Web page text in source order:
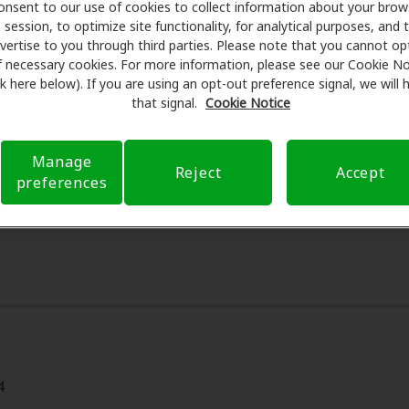
to our use of cookies to collect information about your
session, to optimize site functionality, for analytical purposes, and
to you through third parties. Please note that you cannot
necessary cookies. For more information, please see our Cookie
here below). If you are using an opt-out preference signal, we will
that signal. Cookie Notice
Manage
preferences
Reject Accept
especiales en audífonos y atención auditiva. Nuestros
con profesionales licenciados para evaluaciones,
en HearUSA, Amplifon Hearing Health Care se
de bolsillo y de presentar una derivación. Nuestro
auditiva y liberarlo de preocupaciones con nuestro
seguro y con opciones de pago flexibles cuando están